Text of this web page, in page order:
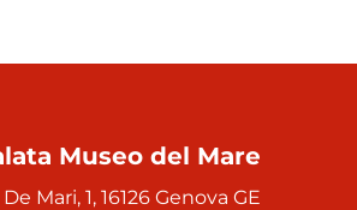
Museo del Mare
Mari, 1, 16126 Genova GE